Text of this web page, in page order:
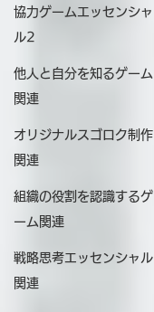
協力ゲームエッセンシャ
ル2
他人と自分を知るゲーム
関連
オリジナルスゴロク制作
関連
組織の役割を認識するゲ
ーム関連
戦略思考エッセンシャル
関連